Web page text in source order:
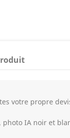
votre propre
IA noir et